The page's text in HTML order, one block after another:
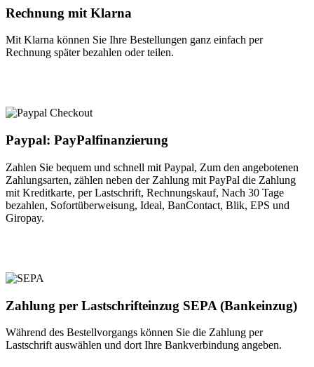
Rechnung mit Klarna
Mit Klarna können Sie Ihre Bestellungen ganz einfach per
Rechnung später bezahlen oder teilen.
Paypal: PayPalfinanzierung
Zahlen Sie bequem und schnell mit Paypal, Zum den angebotenen
Zahlungsarten, zählen neben der Zahlung mit PayPal die Zahlung
mit Kreditkarte, per Lastschrift, Rechnungskauf, Nach 30 Tage
bezahlen, Sofortüberweisung, Ideal, BanContact, Blik, EPS und
Giropay.
Zahlung per Lastschrifteinzug SEPA (Bankeinzug)
Während des Bestellvorgangs können Sie die Zahlung per
Lastschrift auswählen und dort Ihre Bankverbindung angeben.